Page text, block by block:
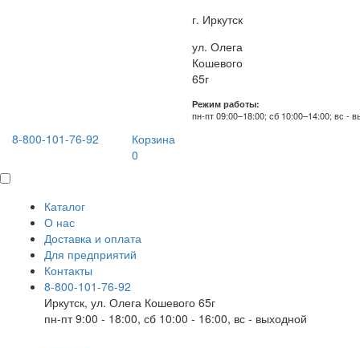
г. Иркутск
ул. Олега
Кошевого
65г
Режим работы:
пн-пт 09:00–18:00; сб 10:00–14:00; вс -
8-800-101-76-92
Корзина
0
Каталог
О нас
Доставка и оплата
Для предприятий
Контакты
8-800-101-76-92
Иркутск, ул. Олега Кошевого 65г
пн-пт 9:00 - 18:00, сб 10:00 - 16:00, вс - выходной